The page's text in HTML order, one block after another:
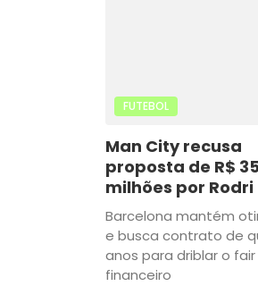
FUTEBOL
Man City recusa
proposta de R$
milhões por Rodri
Barcelona mantém
e busca contrato de
anos para driblar o
financeiro